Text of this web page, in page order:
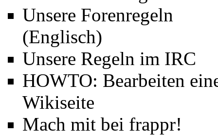
Unsere Forenregeln
(Englisch)
Unsere Regeln im IRC
HOWTO: Bearbeiten
Wikiseite
Mach mit bei frappr!